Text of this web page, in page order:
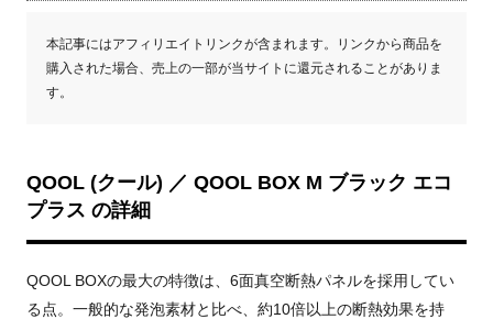
本記事にはアフィリエイトリンクが含まれます。リンクから商品を
購入された場合、売上の一部が当サイトに還元されることがありま
す。
QOOL (クール) ／ QOOL BOX M ブラック エコ
プラス の詳細
QOOL BOXの最大の特徴は、6面真空断熱パネルを採用してい
る点。一般的な発泡素材と比べ、約10倍以上の断熱効果を持